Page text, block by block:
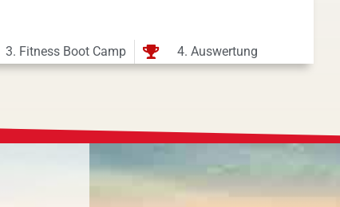
3. Fitness Boot Camp 4. Auswertung